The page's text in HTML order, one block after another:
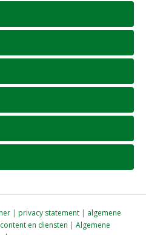
| privacy statement| algemene
en diensten | Algemene